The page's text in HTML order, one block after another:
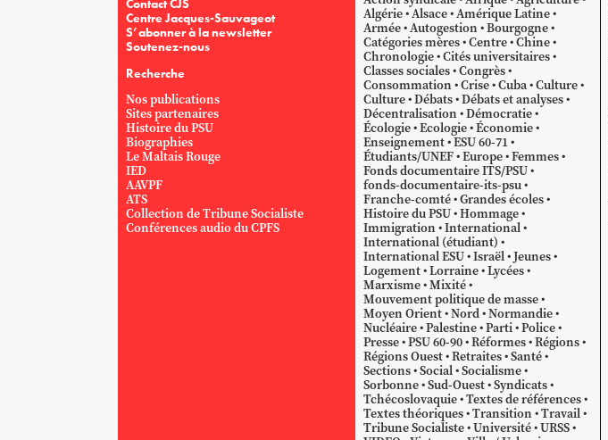
Centre Jacques-Sauvageot
S’abonner à la newsletter
Soutenez-nous
Recherche
Nos publications
Sites partenaires
Histoire du PSU
Biographies
Le Maltais Rouge
IED
AAVPF
ATS
Collection de Tribune Socialiste
Conférences audio du CPFS
Algérie Alsace Amérique Latine
Armée Autogestion Bourgogne
Catégories mères Centre Chine
Chronologie Cités universitaires
Classes sociales Congrès
Consommation Crise Cuba Culture
Culture Débats Débats et analyses
Décentralisation Démocratie
Écologie Ecologie Économie
Enseignement ESU 60-71
Étudiants/UNEF Europe Femmes
Fonds documentaire ITS/PSU
fonds-documentaire-its-psu
Franche-comté Grandes écoles
Histoire du PSU Hommage
Immigration International
International (étudiant)
International ESU Israël Jeunes
Logement Lorraine Lycées
Marxisme Mixité
Mouvement politique de masse
Moyen Orient Nord Normandie
Nucléaire Palestine Parti Police
Presse PSU 60-90 Réformes Régions
Régions Ouest Retraites Santé
Sections Social Socialisme
Sorbonne Sud-Ouest Syndicats
Tchécoslovaquie Textes de références
Textes théoriques Transition Travail
Tribune Socialiste Université URSS